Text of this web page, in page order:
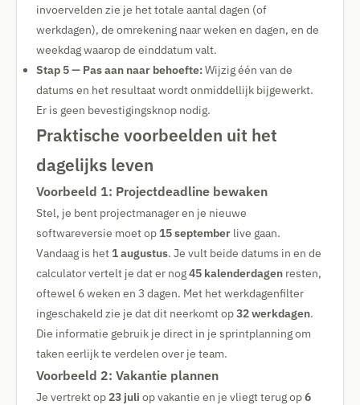
invoervelden zie je het totale aantal dagen (of
werkdagen), de omrekening naar weken en dagen, en de
weekdag waarop de einddatum valt.
Stap 5 — Pas aan naar behoefte:Wijzig één van de
datums en het resultaat wordt onmiddellijk bijgewerkt.
Er is geen bevestigingsknop nodig.
Praktische voorbeelden uit het
dagelijks leven
Voorbeeld 1: Projectdeadline bewaken
Stel, je bent projectmanager en je nieuwe
softwareversie moet op 15 september live gaan.
Vandaag is het 1 augustus. Je vult beide datums in en de
calculator vertelt je dat er nog45 kalenderdagen resten,
oftewel 6 weken en 3 dagen. Met het werkdagenfilter
ingeschakeld zie je dat dit neerkomt op32 werkdagen.
Die informatie gebruik je direct in je sprintplanning om
taken eerlijk te verdelen over je team.
Voorbeeld 2: Vakantie plannen
Je vertrekt op 23 juli op vakantie en je vliegt terug op6